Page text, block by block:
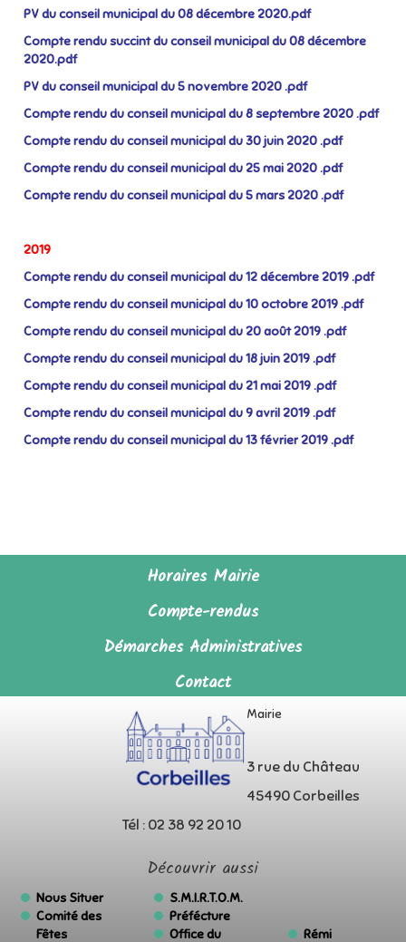
PV du conseil municipal du 08 décembre 2020.pdf
Compte rendu succint du conseil municipal du 08 décembre
2020.pdf
PV du conseil municipal du 5 novembre 2020 .pdf
Compte rendu du conseil municipal du 8 septembre 2020 .pdf
Compte rendu du conseil municipal du 30 juin 2020 .pdf
Compte rendu du conseil municipal du 25 mai 2020 .pdf
Compte rendu du conseil municipal du 5 mars 2020 .pdf
2019
Compte rendu du conseil municipal du 12 décembre 2019 .pdf
Compte rendu du conseil municipal du 10 octobre 2019 .pdf
Compte rendu du conseil municipal du 20 août 2019 .pdf
Compte rendu du conseil municipal du 18 juin 2019 .pdf
Compte rendu du conseil municipal du 21 mai 2019 .pdf
Compte rendu du conseil municipal du 9 avril 2019 .pdf
Compte rendu du conseil municipal du 13 février 2019 .pdf
Horaires Mairie
Compte-rendus
Démarches Administratives
Contact
Mairie
3 rue du Château
45490 Corbeilles
Tél : 02 38 92 20 10
Découvrir aussi
Nous Situer
Comité des
Fêtes
S.M.I.R.T.O.M.
Préfécture
Office du
Rémi